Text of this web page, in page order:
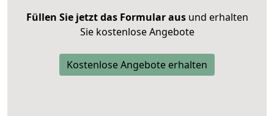
Füllen Sie jetzt das Formular ausund erhalten
Sie kostenlose Angebote
Kostenlose Angebote erhalten